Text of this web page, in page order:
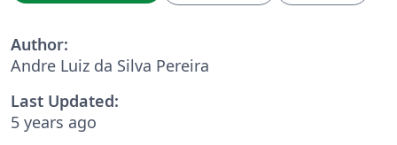
Author:
Andre Luiz da Silva Pereira
Last Updated:
5 years ago